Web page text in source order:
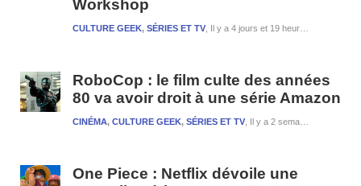
Workshop
Il y a 4 jours et 19 heures
CULTURE GEEK, SÉRIES ET TV
RoboCop : le film culte des années
80 va avoir droit à une série Amazon
Il y a 2 semaines et 3 jours
CINÉMA, CULTURE GEEK, SÉRIES ET TV
One Piece : Netflix dévoile une